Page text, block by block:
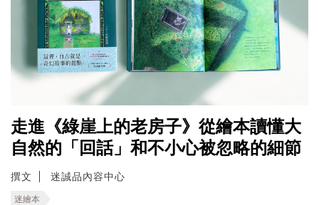
走進《綠崖上的老房子》從繪本讀懂大
自然的「回話」和不小心被忽略的細節
撰文 迷誠品內容中心
迷繪本